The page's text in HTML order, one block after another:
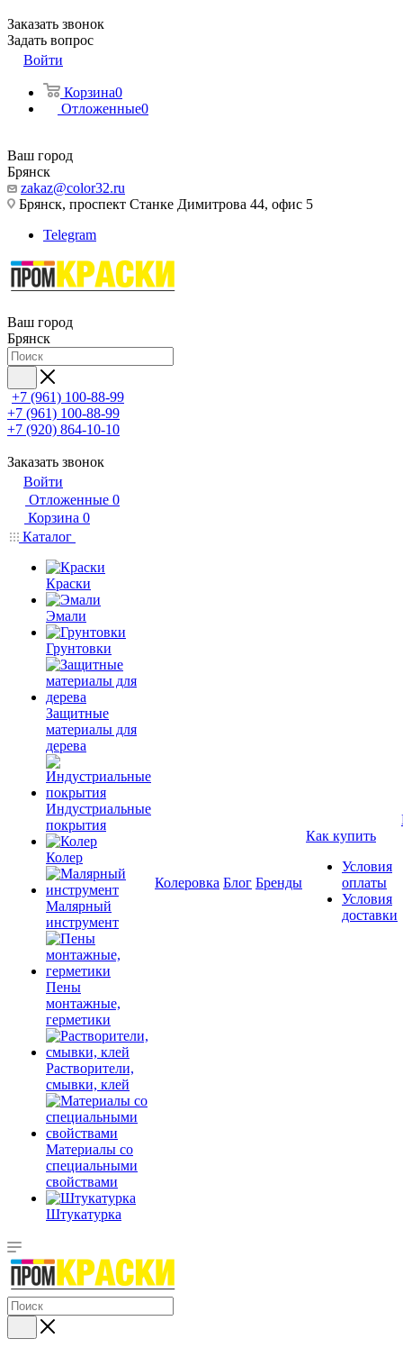
Заказать звонок
Задать вопрос
Войти
Корзина0
Отложенные0
Ваш город
Брянск
zakaz@color32.ru
Брянск, проспект Станке Димитрова 44, офис 5
Telegram
Ваш город
Брянск
+7 (961) 100-88-99
+7 (961) 100-88-99
+7 (920) 864-10-10
Заказать звонок
Войти
Отложенные 0
Корзина 0
Каталог
Краски
Эмали
Грунтовки
Защитные
материалы для
дерева
Индустриальные
покрытия
Колер
Малярный
инструмент
Пены
монтажные,
герметики
Растворители,
смывки, клей
Материалы со
специальными
свойствами
Штукатурка
Колеровка Блог Бренды
Как купить
Условия
оплаты
Условия
доставки